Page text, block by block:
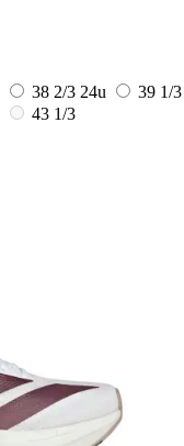
38 2/3 24u
39 1/3
43 1/3